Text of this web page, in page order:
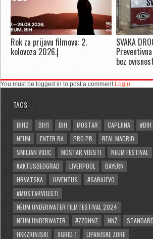
Rok za prijavu filmova: 2.
kolovoza 2026.|
SVAKA
bez
You must be logged in to post a comment Login
TAGS
BIH2 BIH1 BIH MOSTAR CAPLJINA
#BIH
NEUM
ENTER.BA PRO.PR
REAL MADRID
SMILJAN VIDIC
MOSTAR VIJESTI
NEUM FESTIVAL
KAKTUSBEOGRAD
LIVERPOOL
BAYERN
HRVATSKA
JUVENTUS
#SARAJEVO
#MOSTARVIJESTI
NEUM UNDERWATER FILM FESTIVAL 2024
NEUM UNDERWATER
#ZZOHNZ HNŽ
STANDARD
HKKZRINJSKI
XGRID-1 LIPANJSKE ZORE